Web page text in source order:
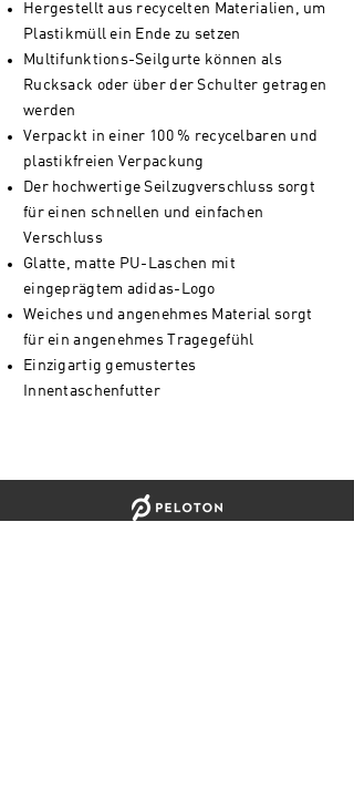
Hergestellt aus recycelten Materialien, um
Plastikmüll ein Ende zu setzen
Multifunktions-Seilgurte können als
Rucksack oder über der Schulter getragen
werden
Verpackt in einer 100 % recycelbaren und
plastikfreien Verpackung
Der hochwertige Seilzugverschluss sorgt
für einen schnellen und einfachen
Verschluss
Glatte, matte PU-Laschen mit
eingeprägtem adidas-Logo
Weiches und angenehmes Material sorgt
für ein angenehmes Tragegefühl
Einzigartig gemustertes
Innentaschenfutter